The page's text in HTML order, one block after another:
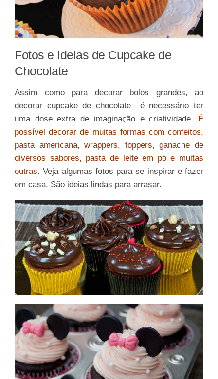
Fotos e Ideias de Cupcake de
Chocolate
Assim como para decorar bolos grandes, ao
decorar cupcake de chocolate é necessário ter
uma dose extra de imaginação e criatividade.
É
possível decorar de muitas formas com confeitos,
pasta americana, wrappers, toppers, ganache de
diversos sabores, pasta de leite em pó e muitas
outras. Veja algumas fotos para se inspirar e fazer
em casa. São ideias lindas para arrasar.